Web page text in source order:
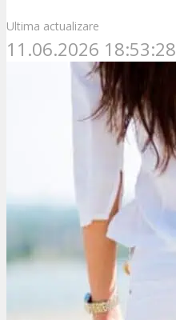
Ultima actualizare
11.06.2026 18:53:28